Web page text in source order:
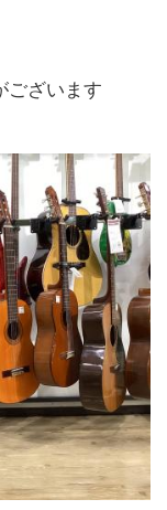
ございます